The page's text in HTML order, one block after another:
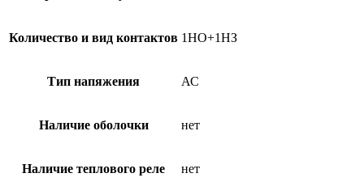
Количество и вид контактов 1НО+1НЗ
Тип напяжения АС
Наличие оболочки нет
Наличие теплового реле нет